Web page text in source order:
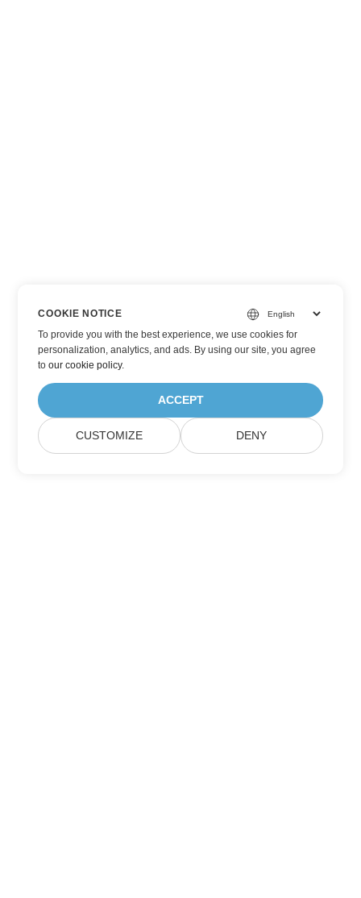
COOKIE NOTICE
To provide you with the best experience, we use cookies for
personalization, analytics, and ads. By using our site, you agree
toour cookie policy.
ACCEPT
CUSTOMIZE DENY